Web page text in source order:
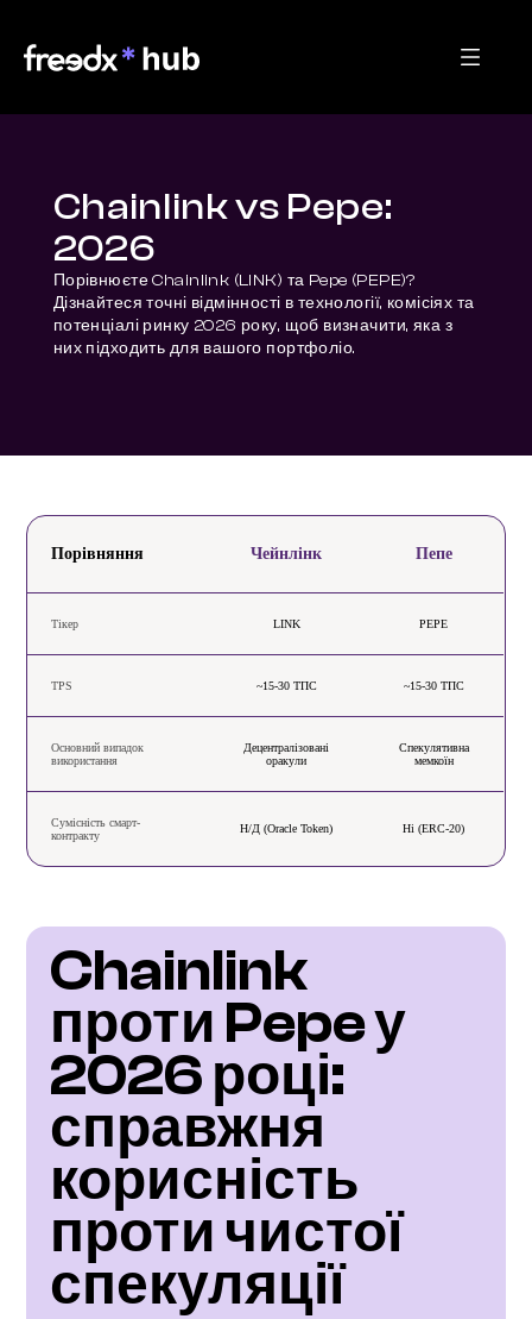
Chainlink vs Pepe:
2026
Порівнюєте Chainlink (LINK) та Pepe (PEPE)?
Дізнайтеся точні відмінності в технології, комісіях та
потенціалі ринку 2026 року, щоб визначити, яка з
них підходить для вашого портфоліо.
Порівняння Чейнлінк Пепе
Тікер LINK PEPE
TPS ~15-30 ТПС ~15-30 ТПС
Основний випадок
використання
Децентралізовані
оракули
Спекулятивна
мемкоїн
Сумісність смарт-
контракту
Н/Д (Oracle Token) Ні (ERC-20)
Chainlink
проти Pepe у
2026 році:
справжня
корисність
проти чистої
спекуляції